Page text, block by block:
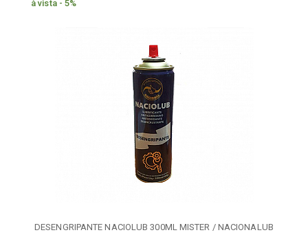
à vista - 5%
DESENGRIPANTE NACIOLUB 300ML MISTER / NACIONALUB